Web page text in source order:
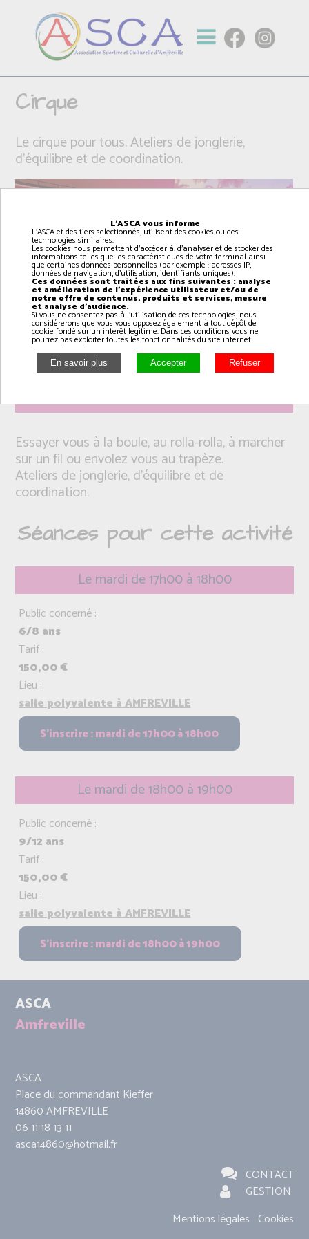
Cirque
Le cirque pour tous. Ateliers de jonglerie,
d'équilibre et de coordination.
Intervenant(e): Coraline
Essayer vous à la boule, au rolla-rolla, à marcher
sur un fil ou envolez vous au trapèze.
Ateliers de jonglerie, d'équilibre et de
coordination.
Séances pour cette activité
Le mardi de 17h00 à 18h00
Public concerné :
6/8 ans
Tarif :
150,00 €
Lieu :
salle polyvalente à AMFREVILLE
Le mardi de 18h00 à 19h00
Public concerné :
9/12 ans
Tarif :
150,00 €
Lieu :
salle polyvalente à AMFREVILLE
ASCA
Amfreville
ASCA
Place du commandant Kieffer
14860 AMFREVILLE
06 11 18 13 11
asca14860@hotmail.fr
CONTACT
GESTION
Mentions légales Cookies
L'ASCA vous informe
L'ASCA et des tiers selectionnés, utilisent des cookies ou des
technologies similaires.
Les cookies nous permettent d'accéder à, d'analyser et de stocker des
informations telles que les caractéristiques de votre terminal ainsi
que certaines données personnelles (par exemple : adresses IP,
données de navigation, d'utilisation, identifiants uniques).
Ces données sont traitées aux fins suivantes : analyse
et amélioration de l'expérience utilisateur et/ou de
notre offre de contenus, produits et services, mesure
et analyse d'audience.
Si vous ne consentez pas à l'utilisation de ces technologies, nous
considérerons que vous vous opposez également à tout dépôt de
cookie fondé sur un intérêt légitime. Dans ces conditions vous ne
pourrez pas exploiter toutes les fonctionnalités du site internet.